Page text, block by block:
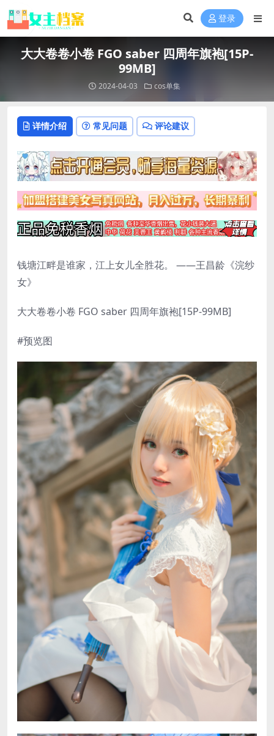
登录
大大卷卷小卷 FGO saber 四周年旗袍[15P-
99MB]
2024-04-03 cos单集
详情介绍 常见问题 评论建议
钱塘江畔是谁家，江上女儿全胜花。 ——王昌龄《浣纱
女》
大大卷卷小卷 FGO saber 四周年旗袍[15P-99MB]
#预览图